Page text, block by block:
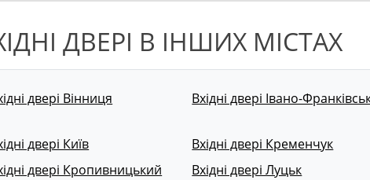
ДВЕРІ В ІНШИХ МІСТАХ
двері Вінниця Вхідні двері Івано-
двері Київ
Вхідні двері Кременчук
двері Кропивницький
Вхідні двері Луцьк